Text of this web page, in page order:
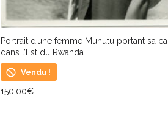
Portrait d’une femme Muhutu portant sa
dans l’Est du Rwanda
Vendu !
150,00€